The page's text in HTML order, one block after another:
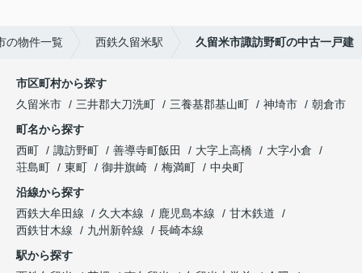
の物件一覧 西鉄久留米駅 久留米市諏訪野町の中古一戸建
市区町村から探す
久留米市
三井郡大刀洗町 三養基郡基山町 神埼市
朝倉市
町名から探す
西町
諏訪野町 善導寺町飯田 大字上高橋
大字小倉
荘島町
東町 御井旗崎 梅満町
中央町
沿線から探す
西鉄大牟田線
久大本線 鹿児島本線
甘木鉄道
西鉄甘木線
九州新幹線
長崎本線
駅から探す